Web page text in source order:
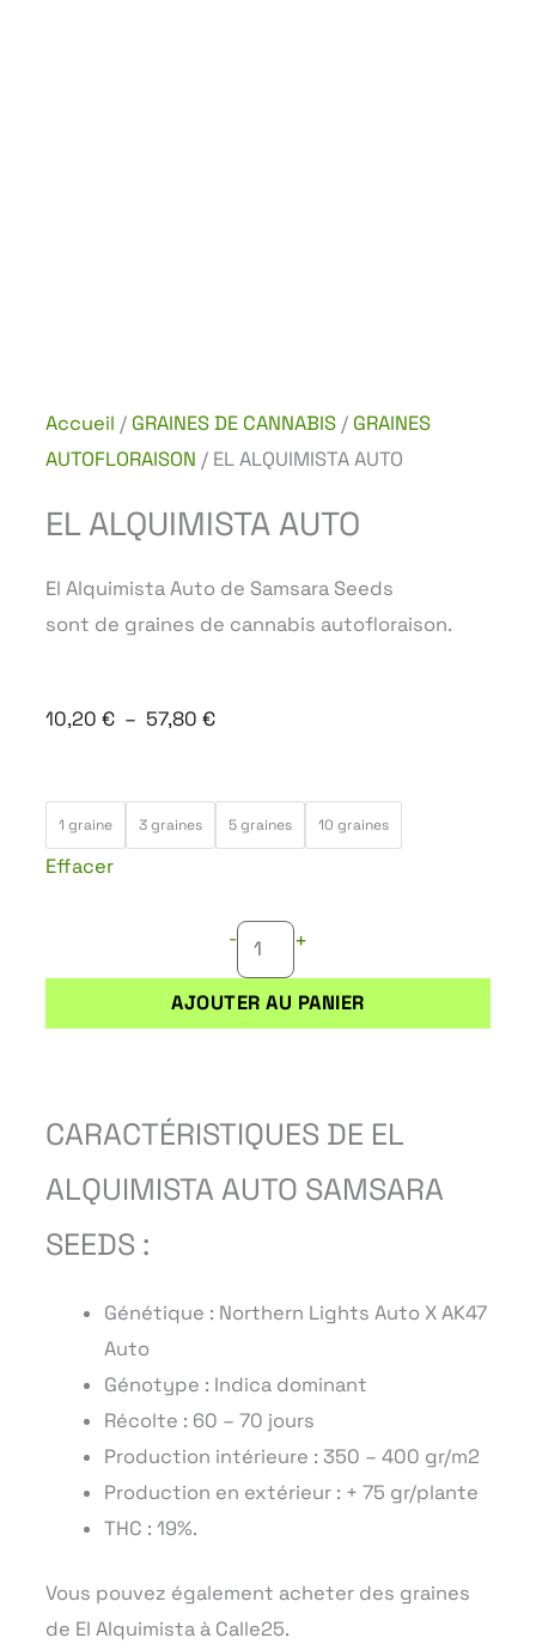
Accueil / GRAINES DE CANNABIS / GRAINES
AUTOFLORAISON / EL ALQUIMISTA AUTO
EL ALQUIMISTA AUTO
El Alquimista Auto de Samsara Seeds
sont de graines de cannabis autofloraison.
10,20 € – 57,80 €Plage
10,20 €
1 graine 3 graines 5 graines 10 graines
Effacer
-
de
ALQUIMISTA
+
AJOUTER AU PANIER
CARACTÉRISTIQUES DE EL
ALQUIMISTA AUTO SAMSARA
SEEDS :
Génétique : Northern Lights Auto X AK47
Auto
Génotype : Indica dominant
Récolte : 60 – 70 jours
Production intérieure : 350 – 400 gr/m2
Production en extérieur : + 75 gr/plante
THC : 19%.
Vous pouvez également acheter des graines
de El Alquimista à Calle25.